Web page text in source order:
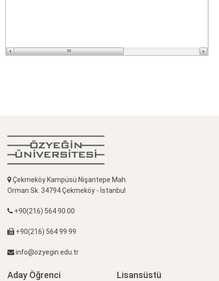
Çekmeköy Kampüsü Nişantepe Mah.
Orman Sk. 34794 Çekmeköy - İstanbul
+90(216) 564 90 00
+90(216) 564 99 99
info@ozyegin.edu.tr
Aday Öğrenci Lisansüstü